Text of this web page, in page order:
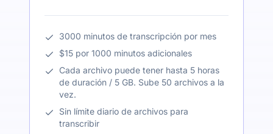
3000 minutos de transcripción por mes
$15 por 1000 minutos adicionales
Cada archivo puede tener hasta 5 horas
de duración / 5 GB. Sube 50 archivos a la
vez.
Sin límite diario de archivos para
transcribir